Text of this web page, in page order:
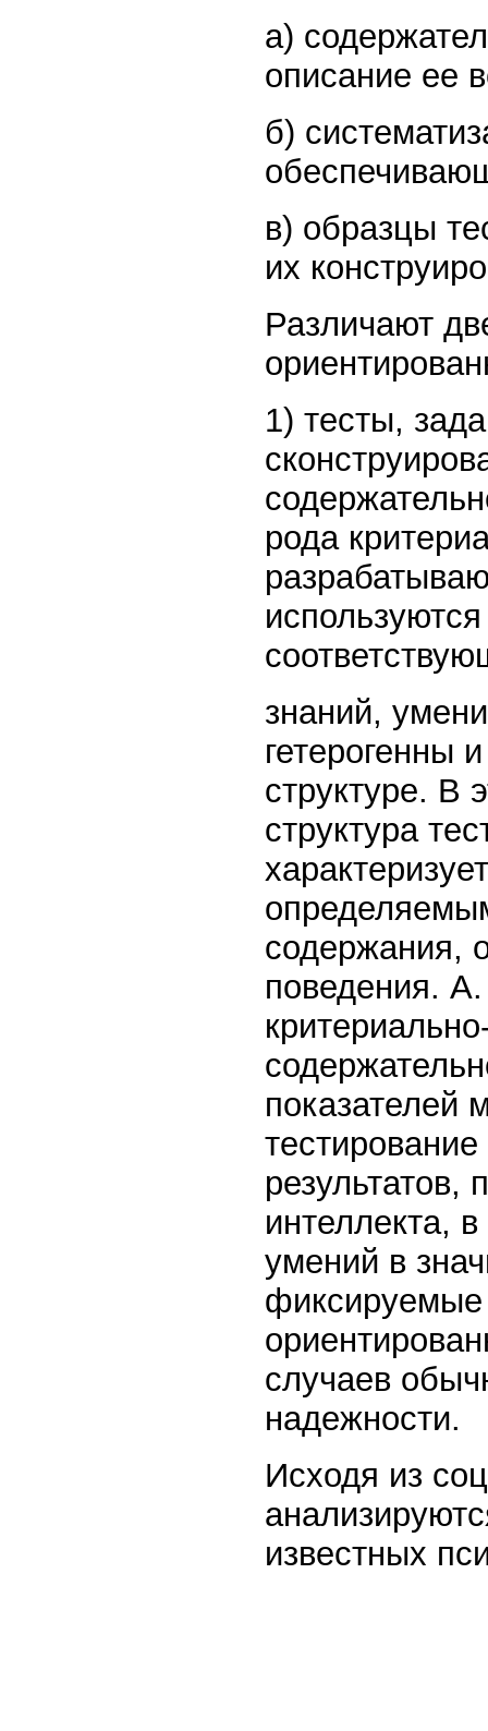
а)
описание ее
б)
в) образцы
их
Различают
1) тесты,
рода
знаний,
гетерогенны
структуре. В
структура
содержания,
поведения. А.
показателей
интеллекта,
умений в
фиксируемые
случаев
надежности.
Исходя из
известных